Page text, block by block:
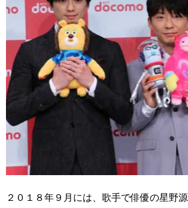
２０１８年９月には、歌手で俳優の星野